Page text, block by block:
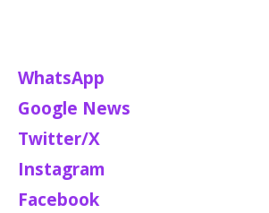
WhatsApp
Google News
Twitter/X
Instagram
Facebook